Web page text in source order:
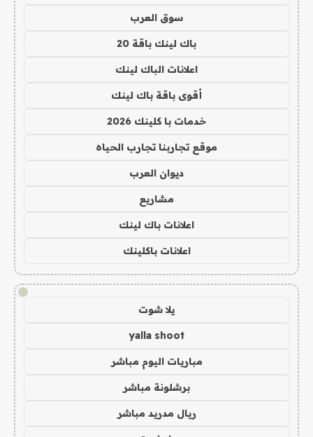
سوق العرب
باك لينك باقة 20
اعلانات الباك لينك
أقوى باقة باك لينك
خدمات با كلينك 2026
موقع تجاربنا تجارب الحياه
ديوان العرب
مشاريع
اعلانات باك لينك
اعلانات باكلينك
!
يلا شوت
yalla shoot
مباريات اليوم مباشر
برشلونة مباشر
ريال مدريد مباشر